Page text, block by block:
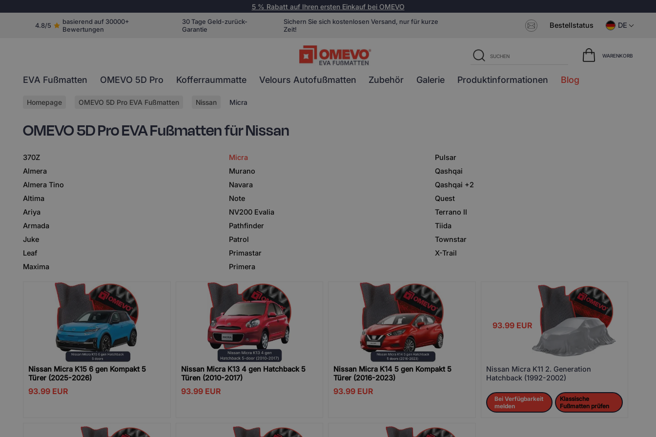
5 % Rabatt auf Ihren ersten Einkauf bei OMEVO
4.8/5
basierend auf 30000+
Bewertungen
30 Tage Geld-zurück-
Garantie
Sichern Sie sich kostenlosen Versand, nur für kurze
Zeit!
Bestellstatus DE
WARENKORB
EVA Fußmatten OMEVO 5D Pro Kofferraummatte Velours Autofußmatten Zubehör Galerie Produktinformationen Blog
Homepage OMEVO 5D Pro EVA Fußmatten Nissan Micra
OMEVO 5D Pro EVA Fußmatten für Nissan
370Z
Almera
Almera Tino
Altima
Ariya
Armada
Juke
Leaf
Maxima
Micra
Murano
Navara
Note
NV200 Evalia
Pathfinder
Patrol
Primastar
Primera
Pulsar
Qashqai
Qashqai +2
Quest
Terrano II
Tiida
Townstar
X-Trail
Nissan Micra K15 6 gen Kompakt 5
Türer (2025-2026)
93.99 EUR
Nissan Micra K13 4 gen Hatchback 5
Türen (2010-2017)
93.99 EUR
Nissan Micra K14 5 gen Kompakt 5
Türer (2016-2023)
93.99 EUR
93.99 EUR
Nissan Micra K11 2. Generation
Hatchback (1992-2002)
Bei Verfügbarkeit
melden
Klassische
Fußmatten prüfen